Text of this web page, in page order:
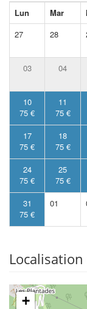
Lun Mar
27
28
03 04
10
75 €
11
75 €
17
75 €
18
75 €
24
75 €
25
75 €
31
75 €
01
+